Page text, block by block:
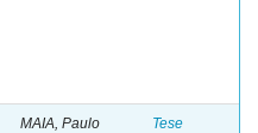
MAIA, Paulo
Tese